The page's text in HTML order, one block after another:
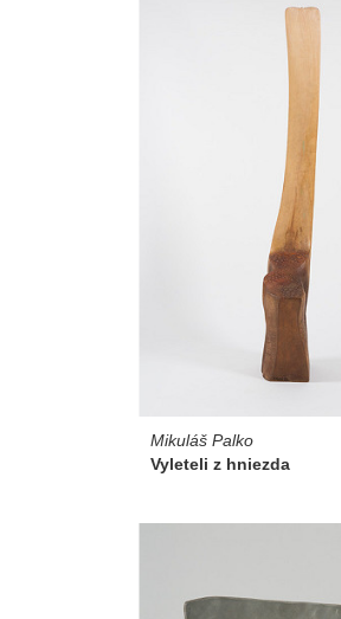
Mikuláš Palko
Vyleteli z hniezda